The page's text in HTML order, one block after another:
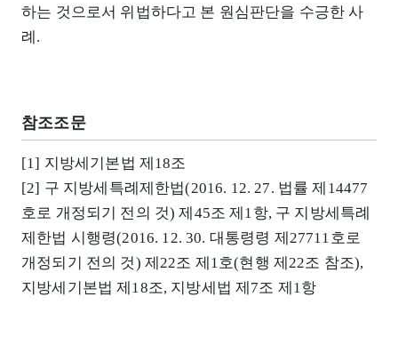
하는 것으로서 위법하다고 본 원심판단을 수긍한 사
례.
참조조문
[1] 지방세기본법 제18조
[2] 구 지방세특례제한법(2016. 12. 27. 법률 제14477
호로 개정되기 전의 것) 제45조 제1항, 구 지방세특례
제한법 시행령(2016. 12. 30. 대통령령 제27711호로
개정되기 전의 것) 제22조 제1호(현행 제22조 참조),
지방세기본법 제18조, 지방세법 제7조 제1항